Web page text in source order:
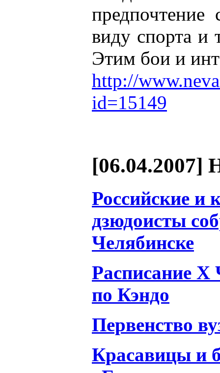
виду спорта и
Этим бои и
http://
id=15149
[06.04.2007]
Российские и
дзюдоисты
Челябинске
Расписание X
по Кэндо
Первенство
Красавицы и